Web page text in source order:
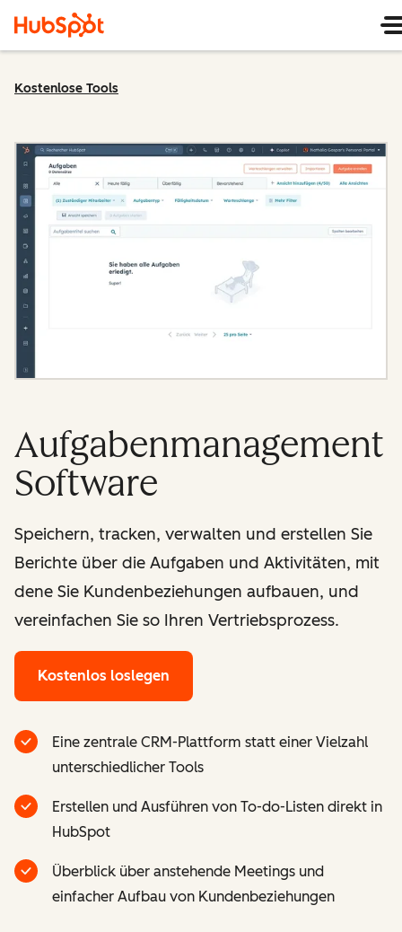
Kostenlose Tools
Aufgabenmanagement
Software
Speichern, tracken, verwalten und erstellen Sie
Berichte über die Aufgaben und Aktivitäten, mit
dene Sie Kundenbeziehungen aufbauen, und
vereinfachen Sie so Ihren Vertriebsprozess.
Kostenlos loslegen
Eine zentrale CRM-Plattform statt einer Vielzahl
unterschiedlicher Tools
Erstellen und Ausführen von To-do-Listen direkt in
HubSpot
Überblick über anstehende Meetings und
einfacher Aufbau von Kundenbeziehungen